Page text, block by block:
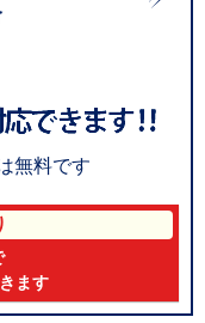
無料です
ます